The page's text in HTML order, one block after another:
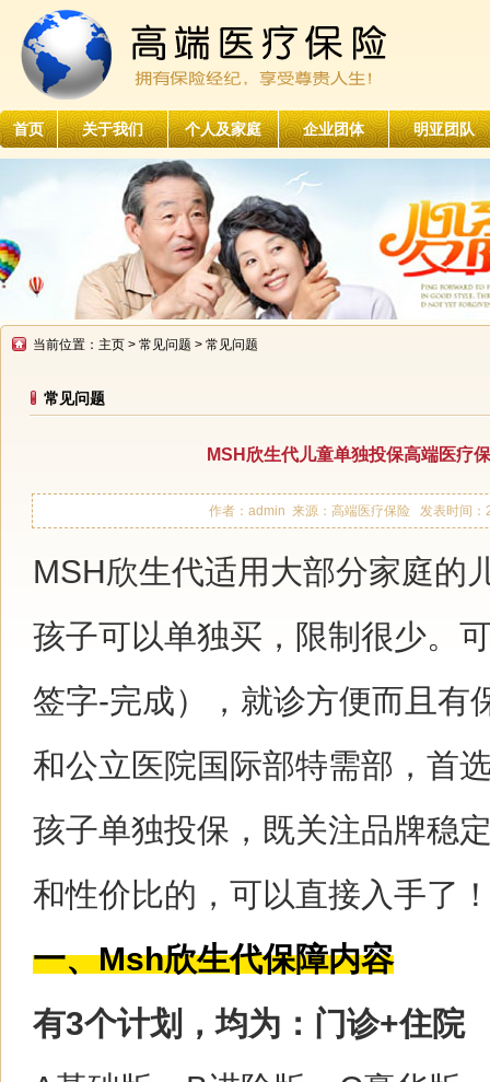
首页 关于我们 个人及家庭 企业团体 明亚团队
当前位置： 主页 > 常见问题 > 常见问题
常见问题
MSH欣生代儿童单独投保高端医疗
作者：admin 来源：高端医疗保险 发表时间
MSH欣生代适用大部分家庭的
孩子可以单独买，限制很少。
签字-完成），就诊方便而且有
和公立医院国际部特需部，首
孩子单独投保，既关注品牌稳
和性价比的，可以直接入手了
一、Msh欣生代保障内容
有3个计划，均为：门诊+住院